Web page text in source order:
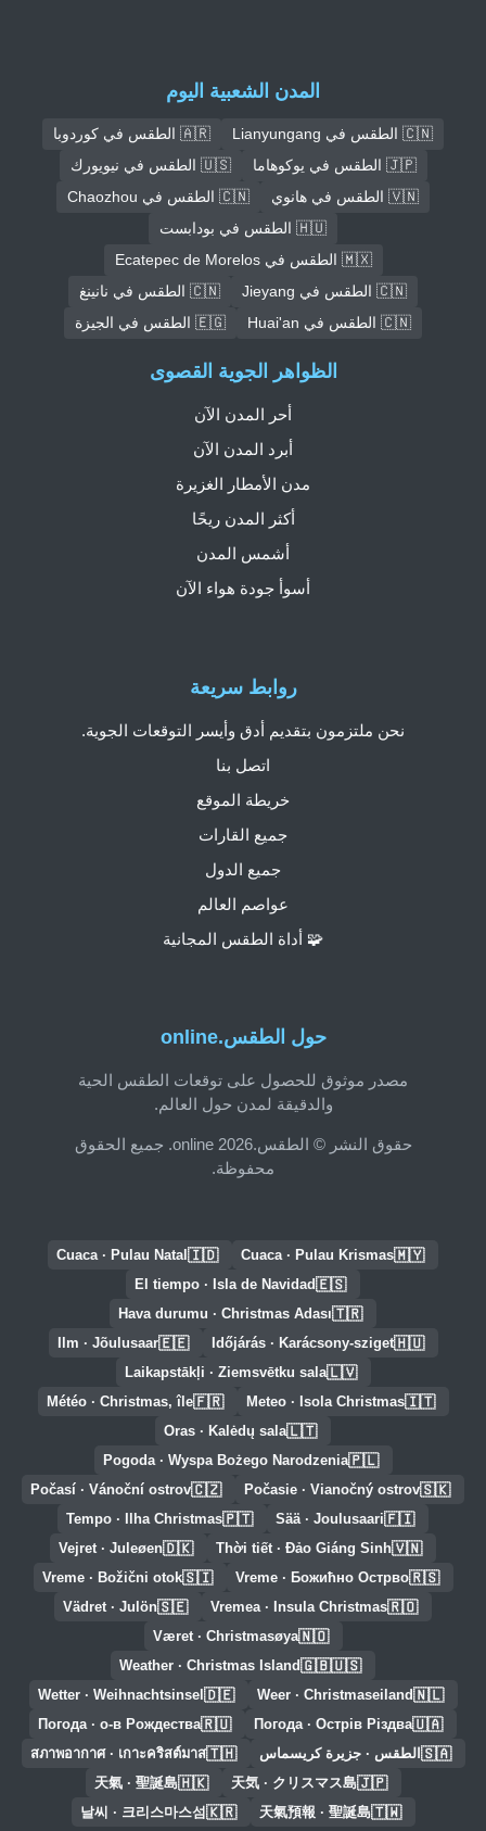
المدن الشعبية اليوم
🇨🇳 الطقس في Lianyungang
🇦🇷 الطقس في كوردوبا
🇯🇵 الطقس في يوكوهاما
🇺🇸 الطقس في نيويورك
🇻🇳 الطقس في هانوي
🇨🇳 الطقس في Chaozhou
🇭🇺 الطقس في بودابست
🇲🇽 الطقس في Ecatepec de Morelos
🇨🇳 الطقس في Jieyang
🇨🇳 الطقس في نانينغ
🇨🇳 الطقس في Huai'an
🇪🇬 الطقس في الجيزة
حول الطقس.online
مصدر موثوق للحصول على توقعات الطقس الحية
والدقيقة لمدن حول العالم.
حقوق النشر © الطقس.online 2026. جميع الحقوق
محفوظة.
روابط سريعة
نحن ملتزمون بتقديم أدق وأيسر التوقعات الجوية.
اتصل بنا
خريطة الموقع
جميع القارات
جميع الدول
عواصم العالم
🧩 أداة الطقس المجانية
الظواهر الجوية القصوى
أحر المدن الآن
أبرد المدن الآن
مدن الأمطار الغزيرة
أكثر المدن ريحًا
أشمس المدن
أسوأ جودة هواء الآن
🇲🇾
Cuaca · Pulau Krismas
🇮🇩
Cuaca · Pulau Natal
🇪🇸
El tiempo · Isla de Navidad
🇹🇷
Hava durumu · Christmas Adası
🇭🇺
Időjárás · Karácsony-sziget
🇪🇪
Ilm · Jõulusaar
🇱🇻
Laikapstākļi · Ziemsvētku sala
🇮🇹
Meteo · Isola Christmas
🇫🇷
Météo · Christmas, île
🇱🇹
Oras · Kalėdų sala
🇵🇱
Pogoda · Wyspa Bożego Narodzenia
🇸🇰
Počasie · Vianočný ostrov
🇨🇿
Počasí · Vánoční ostrov
🇫🇮
Sää · Joulusaari
🇵🇹
Tempo · Ilha Christmas
🇻🇳
Thời tiết · Đảo Giáng Sinh
🇩🇰
Vejret · Juleøen
🇷🇸
Vreme · Божићно Острво
🇸🇮
Vreme · Božični otok
🇷🇴
Vremea · Insula Christmas
🇸🇪
Vädret · Julön
🇳🇴
Været · Christmasøya
🇬🇧🇺🇸
Weather · Christmas Island
🇳🇱
Weer · Christmaseiland
🇩🇪
Wetter · Weihnachtsinsel
🇺🇦
Погода · Острів Різдва
🇷🇺
Погода · о-в Рождества
🇸🇦 الطقس · جزيرة كريسماس 🇹🇭
สภาพอากาศ · เกาะคริสต์มาส
🇯🇵
天気 · クリスマス島
🇭🇰
天氣 · 聖誕島
🇹🇼
天氣預報 · 聖誕島
🇰🇷
날씨 · 크리스마스섬